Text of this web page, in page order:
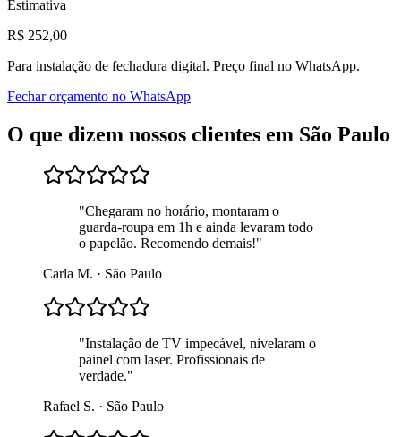
Estimativa
R$ 252,00
Para instalação de fechadura digital. Preço final no WhatsApp.
Fechar orçamento no WhatsApp
O que dizem nossos clientes em São Paulo
"Chegaram no horário, montaram o
guarda-roupa em 1h e ainda levaram todo
o papelão. Recomendo demais!"
Carla M. · São Paulo
"Instalação de TV impecável, nivelaram o
painel com laser. Profissionais de
verdade."
Rafael S. · São Paulo